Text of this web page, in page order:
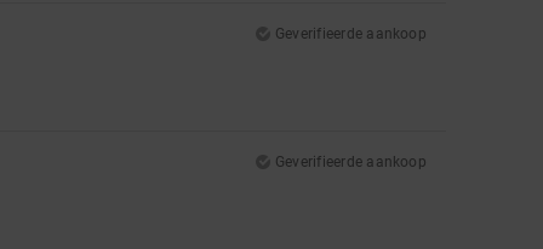
Geverifieerde aankoop
Geverifieerde aankoop